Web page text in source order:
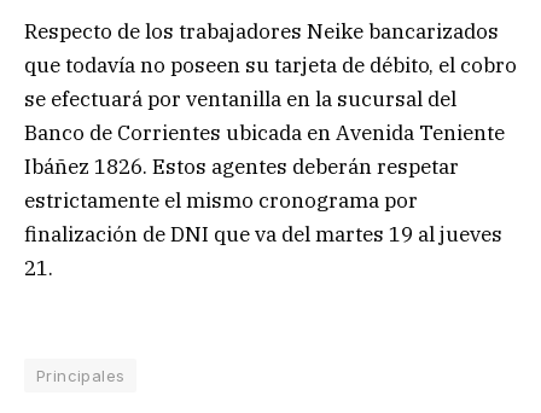
Respecto de los trabajadores Neike bancarizados
que todavía no poseen su tarjeta de débito, el cobro
se efectuará por ventanilla en la sucursal del
Banco de Corrientes ubicada en Avenida Teniente
Ibáñez 1826. Estos agentes deberán respetar
estrictamente el mismo cronograma por
finalización de DNI que va del martes 19 al jueves
21.
Principales